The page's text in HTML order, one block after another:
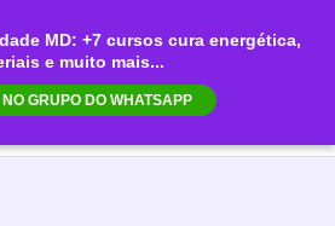
MD: +7 cursos cura energética,
e muito mais...
GRUPO DO WHATSAPP